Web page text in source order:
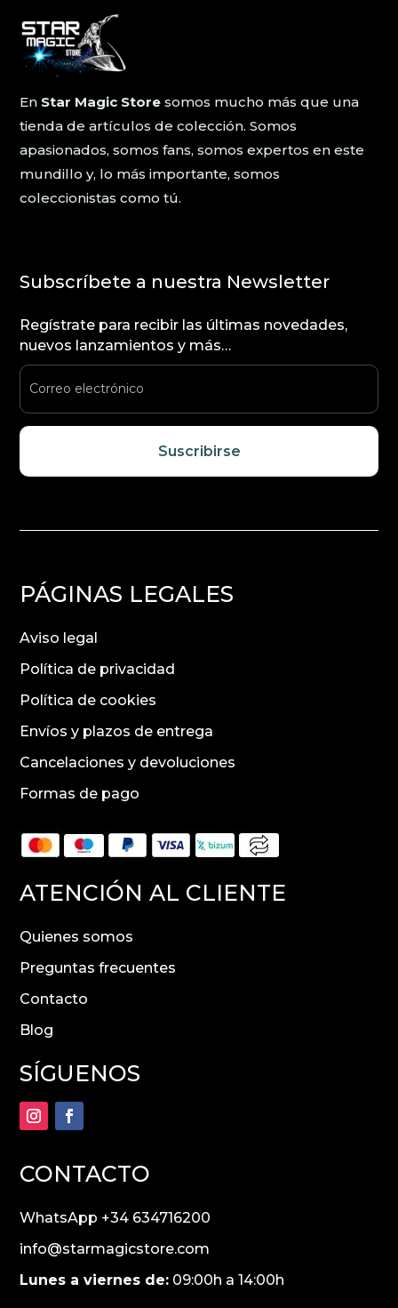
En Star Magic Store somos mucho más que una
tienda de artículos de colección. Somos
apasionados, somos fans, somos expertos en este
mundillo y, lo más importante, somos
coleccionistas como tú.
Subscríbete a nuestra Newsletter
Regístrate para recibir las últimas novedades,
nuevos lanzamientos y más…
Suscribirse
PÁGINAS LEGALES
Aviso legal
Política de privacidad
Política de cookies
Envíos y plazos de entrega
Cancelaciones y devoluciones
Formas de pago
ATENCIÓN AL CLIENTE
Quienes somos
Preguntas frecuentes
Contacto
Blog
SÍGUENOS
CONTACTO
WhatsApp +34 634716200
info@starmagicstore.com
Lunes a viernes de: 09:00h a 14:00h